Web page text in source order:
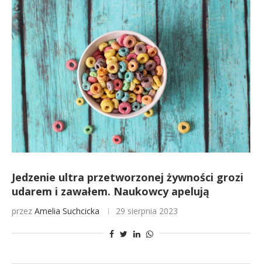
Jedzenie ultra przetworzonej żywności grozi
udarem i zawałem. Naukowcy apelują
przez Amelia Suchcicka 29 sierpnia 2023